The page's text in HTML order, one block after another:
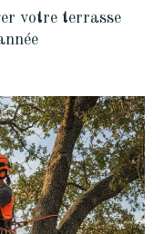
votre terrasse